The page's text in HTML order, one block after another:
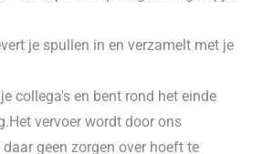
je spullen in en verzamelt met je
collega's en bent rond het einde
vervoer wordt door ons
geen zorgen over hoeft te